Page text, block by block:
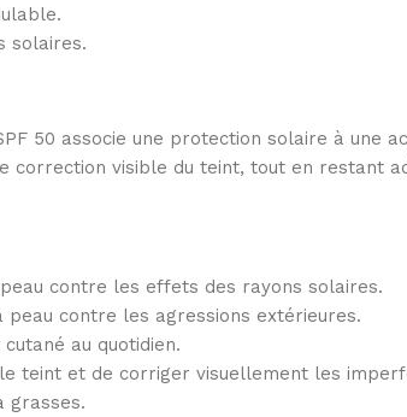
solaires.
50 associe une protection solaire à
visible du teint, tout en restant
contre les effets des rayons solaires.
contre les agressions extérieures.
au quotidien.
teint et de corriger visuellement les
grasses.